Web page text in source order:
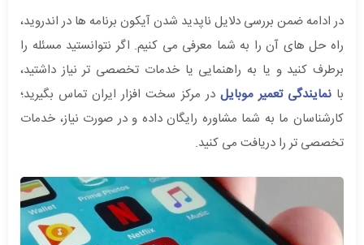
در ادامه ضمن بررسی دلایل ناپدید شدن آیکون برنامه ها در اندروید،
راه حل های آن را به شما معرفی می کنیم. اگر نتوانستید مسئله را
برطرف کنید و یا به راهنمایی یا خدمات تخصصی تر نیاز داشتید،
بانمایندگی تعمیر موبایل در مرکز سخت افزار ایران تماس بگیرید؛
کارشناسان ما به شما مشاوره رایگان داده و در صورت نیاز، خدمات
تخصصی تر را دریافت می کنید.